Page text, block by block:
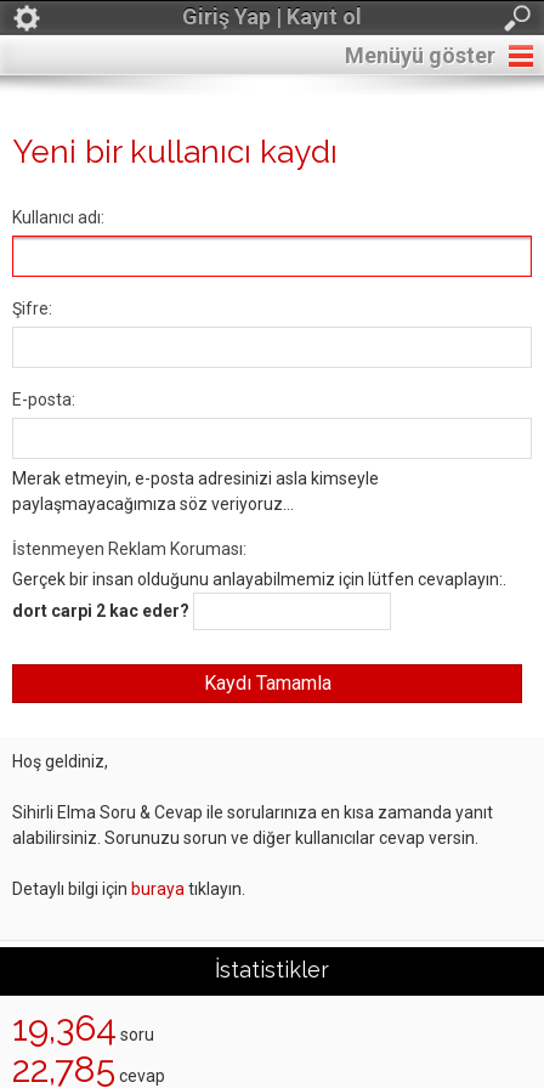
Giriş Yap | Kayıt ol
Menüyü göster
Yeni bir kullanıcı kaydı
Kullanıcı adı:
Şifre:
E-posta:
Merak etmeyin, e-posta adresinizi asla kimseyle
paylaşmayacağımıza söz veriyoruz...
İstenmeyen Reklam Koruması:
Gerçek bir insan olduğunu anlayabilmemiz için lütfen cevaplayın:.
dort carpi 2 kac eder?
Hoş geldiniz,
Sihirli Elma Soru & Cevap ile sorularınıza en kısa zamanda yanıt
alabilirsiniz. Sorunuzu sorun ve diğer kullanıcılar cevap versin.
Detaylı bilgi için buraya tıklayın.
İstatistikler
19,364 soru
22,785 cevap